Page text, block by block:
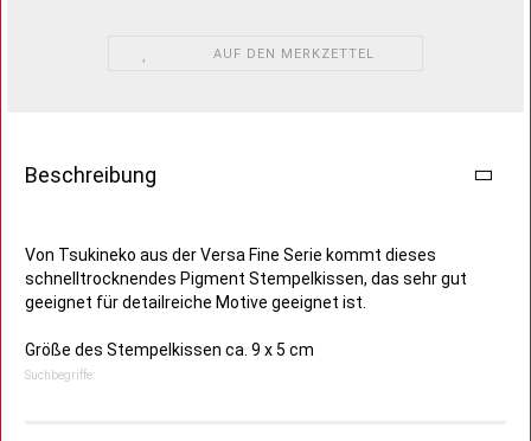
AUF DEN MERKZETTEL
Beschreibung
Von Tsukineko aus der Versa Fine Serie kommt dieses
schnelltrocknendes Pigment Stempelkissen, das sehr gut
geeignet für detailreiche Motive geeignet ist.
Größe des Stempelkissen ca. 9 x 5 cm
Suchbegriffe: